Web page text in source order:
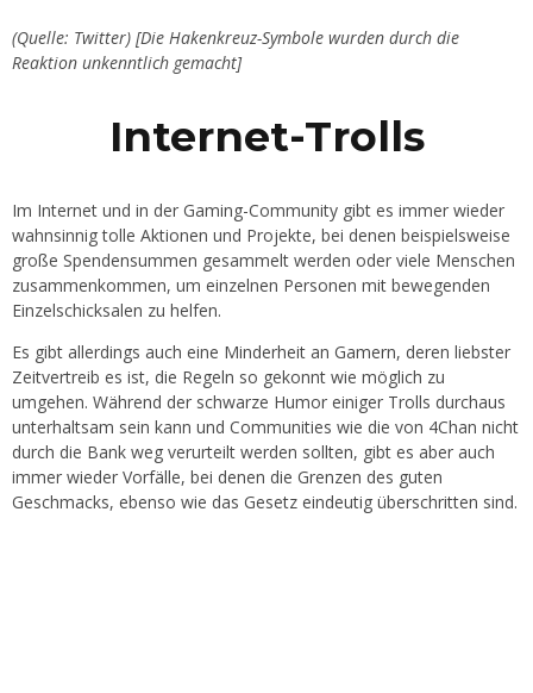
(Quelle: Twitter) [Die Hakenkreuz-Symbole wurden durch die
Reaktion unkenntlich gemacht]
Internet-Trolls
Im Internet und in der Gaming-Community gibt es immer wieder
wahnsinnig tolle Aktionen und Projekte, bei denen beispielsweise
große Spendensummen gesammelt werden oder viele Menschen
zusammenkommen, um einzelnen Personen mit bewegenden
Einzelschicksalen zu helfen.
Es gibt allerdings auch eine Minderheit an Gamern, deren liebster
Zeitvertreib es ist, die Regeln so gekonnt wie möglich zu
umgehen. Während der schwarze Humor einiger Trolls durchaus
unterhaltsam sein kann und Communities wie die von 4Chan nicht
durch die Bank weg verurteilt werden sollten, gibt es aber auch
immer wieder Vorfälle, bei denen die Grenzen des guten
Geschmacks, ebenso wie das Gesetz eindeutig überschritten sind.